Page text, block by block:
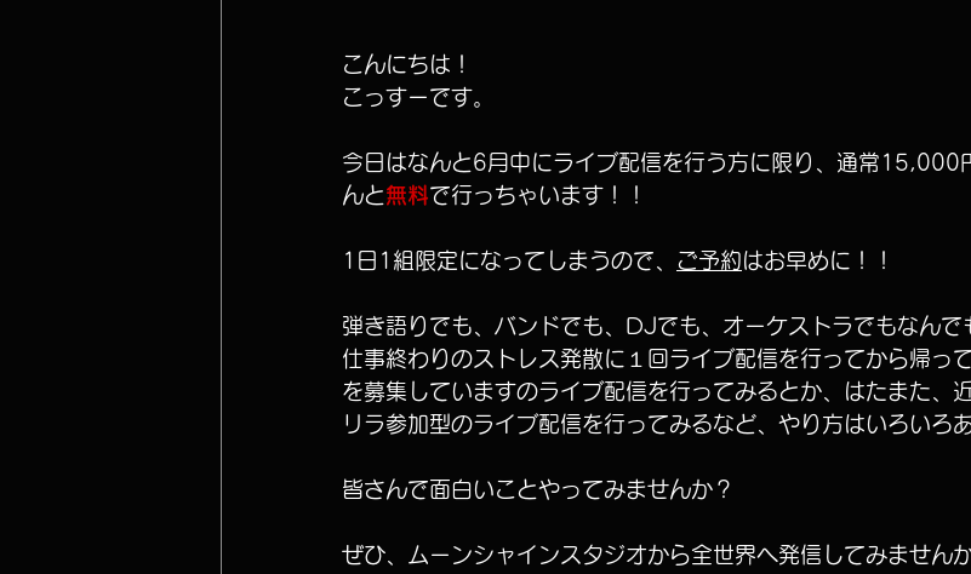
こんにちは！
こっすーです。
今日はなんと6月中にライブ配信を行う方に限り、通常15,000
んと無料で行っちゃいます！！
1日1組限定になってしまうので、 ご予約はお早めに！！
弾き語りでも、バンドでも、DJでも、オーケストラでもなんで
仕事終わりのストレス発散に１回ライブ配信を行ってから帰っ
を募集していますのライブ配信を行ってみるとか、はたまた、
リラ参加型のライブ配信を行ってみるなど、やり方はいろいろ
皆さんで面白いことやってみませんか？
ぜひ、ムーンシャインスタジオから全世界へ発信してみません